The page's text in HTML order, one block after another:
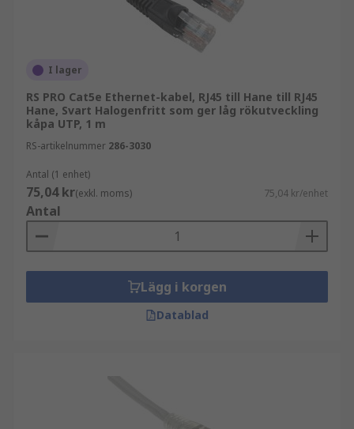
I lager
RS PRO Cat5e Ethernet-kabel, RJ45 till Hane till RJ45
Hane, Svart Halogenfritt som ger låg rökutveckling
kåpa UTP, 1 m
RS-artikelnummer 286-3030
Antal (1 enhet)
75,04 kr(exkl. moms) 75,04 kr/enhet
Antal
Lägg i korgen
Datablad